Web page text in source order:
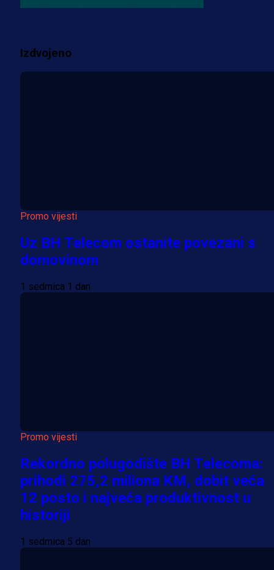
Izdvojeno
Promo vijesti
Uz BH Telecom ostanite povezani s
domovinom
1 sedmica 1 dan
Promo vijesti
Rekordno polugodište BH Telecoma:
prihodi 275,2 miliona KM, dobit veća
12 posto i najveća produktivnost u
historiji
1 sedmica 5 dan